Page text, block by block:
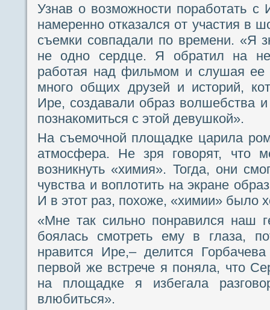
Узнав о возможности поработать с
намеренно отказался от участия в
съемки совпадали по времени. «Я
не одно сердце. Я обратил на
работая над фильмом и слушая
много общих друзей и историй,
Ире, создавали образ волшебства
познакомиться с этой девушкой».
На съемочной площадке царила
атмосфера. Не зря говорят, что
возникнуть «химия». Тогда, они
чувства и воплотить на экране
И в этот раз, похоже, «химии» было
«Мне так сильно понравился наш
боялась смотреть ему в глаза,
нравится Ире,– делится
первой же встрече я поняла, что
на площадке я избегала
влюбиться».